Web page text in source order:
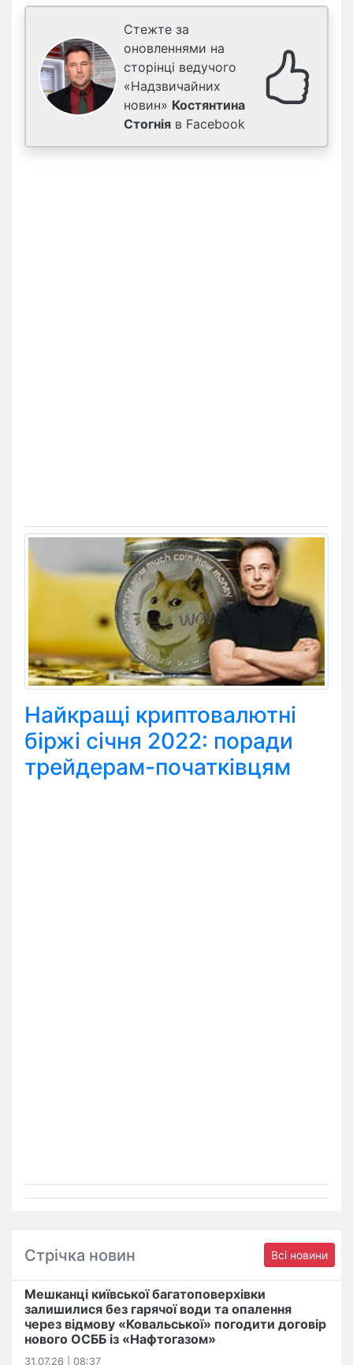
Стежте за
оновленнями на
сторінці ведучого
«Надзвичайних
новин» Костянтина
Стогнія в Facebook
Найкращі криптовалютні
біржі січня 2022: поради
трейдерам-початківцям
Стрічка новин Всі новини
Мешканці київської багатоповерхівки
залишилися без гарячої води та опалення
через відмову «Ковальської» погодити договір
нового ОСББ із «Нафтогазом»
31.07.26 | 08:37